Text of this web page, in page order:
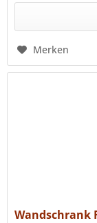
Merken
Wandschrank